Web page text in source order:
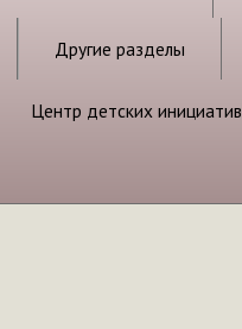
Другие разделы
Центр детских инициатив